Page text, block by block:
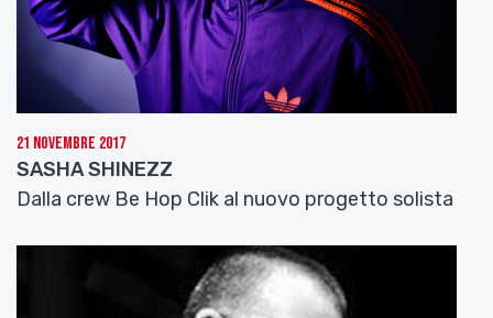
21 Novembre 2017
SASHA SHINEZZ
Dalla crew Be Hop Clik al nuovo progetto solista